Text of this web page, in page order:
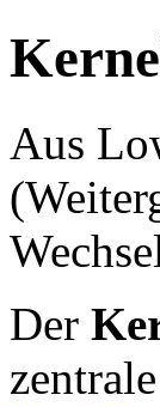
Aus
Der